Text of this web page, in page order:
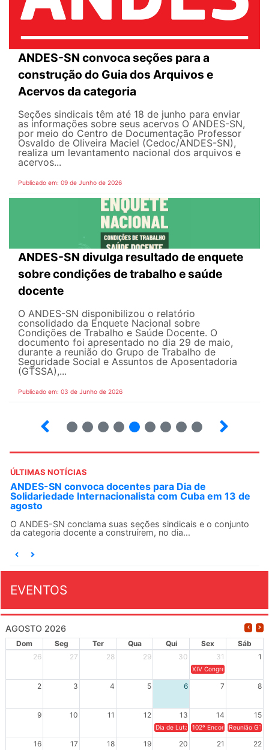
ANDES-SN convoca seções para a
construção do Guia dos Arquivos e
Acervos da categoria
Seções sindicais têm até 18 de junho para enviar
as informações sobre seus acervos O ANDES-SN,
por meio do Centro de Documentação Professor
Osvaldo de Oliveira Maciel (Cedoc/ANDES-SN),
realiza um levantamento nacional dos arquivos e
acervos...
Publicado em: 09 de Junho de 2026
ANDES-SN divulga resultado de enquete
sobre condições de trabalho e saúde
docente
O ANDES-SN disponibilizou o relatório
consolidado da Enquete Nacional sobre
Condições de Trabalho e Saúde Docente. O
documento foi apresentado no dia 29 de maio,
durante a reunião do Grupo de Trabalho de
Seguridade Social e Assuntos de Aposentadoria
(GTSSA),...
Publicado em: 03 de Junho de 2026
ÚLTIMAS NOTÍCIAS
ANDES-SN convoca docentes para Dia de
Solidariedade Internacionalista com Cuba em 13 de
agosto
O ANDES-SN conclama suas seções sindicais e o conjunto
da categoria docente a construírem, no dia...
EVENTOS
AGOSTO 2026
Dom Seg Ter Qua Qui Sex
Sáb
26
27 28 29 30 31 1
XIV Congresso Brasileiro
2 3 4 5 6 7 8
9 10 11 12 13 14 15
Dia de Luta em Defesa de Cuba e da
102º Encontro da
Reunião
16 17 18 19 20 21 22